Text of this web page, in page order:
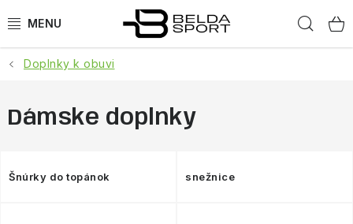
na
ŠPORTY
BEH
Doplnky k obuvi
Dámske doplnky
Šnúrky do topánok snežnice